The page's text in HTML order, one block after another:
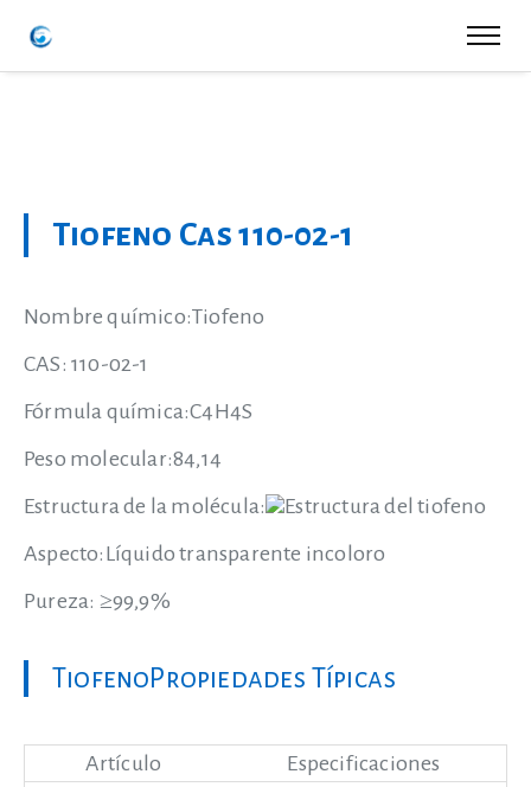
Tiofeno Cas 110-02-1
Nombre químico:Tiofeno
CAS: 110-02-1
Fórmula química:C4H4S
Peso molecular:84,14
Estructura de la molécula:
Aspecto:Líquido transparente incoloro
Pureza: ≥99,9%
TiofenoPropiedades Típicas
Artículo Especificaciones